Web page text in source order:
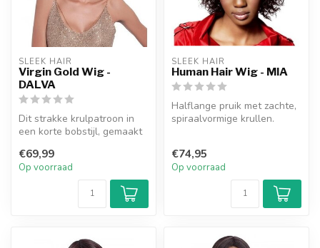
SLEEK HAIR
Virgin Gold Wig -
DALVA
Dit strakke krulpatroon in
een korte bobstijl, gemaakt
€69,99
Op voorraad
SLEEK HAIR
Human Hair Wig - MIA
Halflange pruik met zachte,
spiraalvormige krullen.
€74,95
Op voorraad